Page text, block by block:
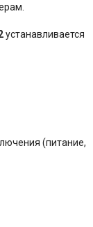
устанавливается
(питание,